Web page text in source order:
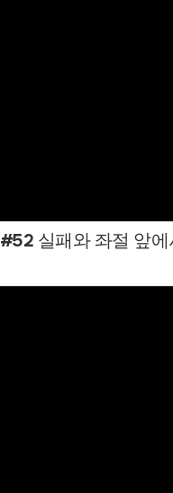
#52 실패와 좌절 앞에